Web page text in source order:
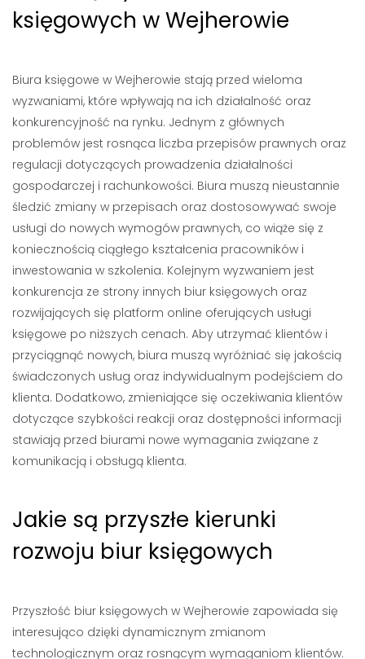
księgowych w Wejherowie
Biura księgowe w Wejherowie stają przed wieloma
wyzwaniami, które wpływają na ich działalność oraz
konkurencyjność na rynku. Jednym z głównych
problemów jest rosnąca liczba przepisów prawnych oraz
regulacji dotyczących prowadzenia działalności
gospodarczej i rachunkowości. Biura muszą nieustannie
śledzić zmiany w przepisach oraz dostosowywać swoje
usługi do nowych wymogów prawnych, co wiąże się z
koniecznością ciągłego kształcenia pracowników i
inwestowania w szkolenia. Kolejnym wyzwaniem jest
konkurencja ze strony innych biur księgowych oraz
rozwijających się platform online oferujących usługi
księgowe po niższych cenach. Aby utrzymać klientów i
przyciągnąć nowych, biura muszą wyróżniać się jakością
świadczonych usług oraz indywidualnym podejściem do
klienta. Dodatkowo, zmieniające się oczekiwania klientów
dotyczące szybkości reakcji oraz dostępności informacji
stawiają przed biurami nowe wymagania związane z
komunikacją i obsługą klienta.
Jakie są przyszłe kierunki
rozwoju biur księgowych
Przyszłość biur księgowych w Wejherowie zapowiada się
interesująco dzięki dynamicznym zmianom
technologicznym oraz rosnącym wymaganiom klientów.